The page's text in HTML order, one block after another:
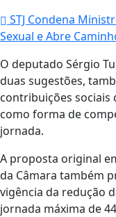
STJ Condena
Sexual e Abre
O deputado Sérgio
duas sugestões,
contribuições sociais
como forma de
jornada.
A proposta original
da Câmara também
vigência da redução
jornada máxima de